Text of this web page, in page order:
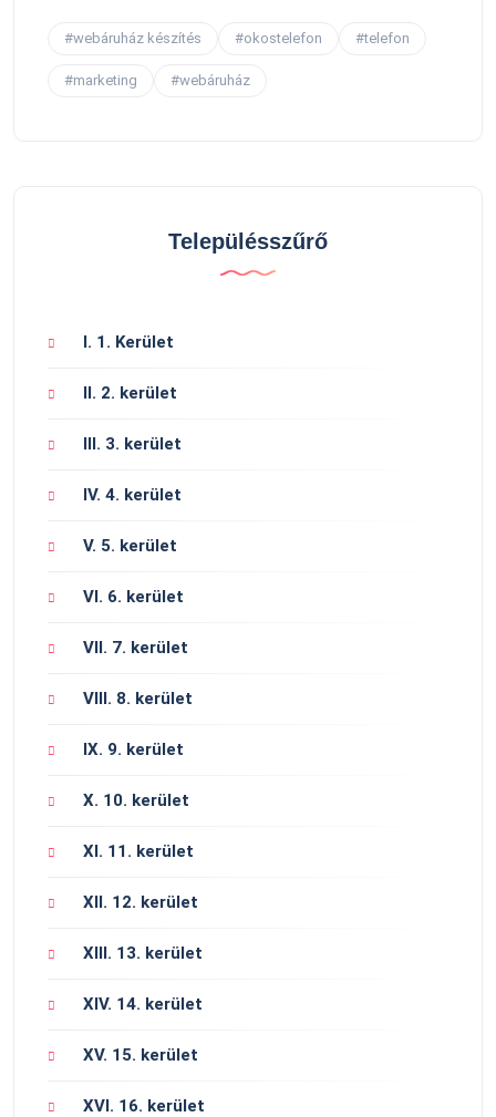
#webáruház készítés #okostelefon #telefon
#marketing #webáruház
Településszűrő
I. 1. Kerület
II. 2. kerület
III. 3. kerület
IV. 4. kerület
V. 5. kerület
VI. 6. kerület
VII. 7. kerület
VIII. 8. kerület
IX. 9. kerület
X. 10. kerület
XI. 11. kerület
XII. 12. kerület
XIII. 13. kerület
XIV. 14. kerület
XV. 15. kerület
XVI. 16. kerület